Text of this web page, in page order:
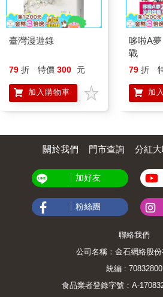
臺灣漫遊錄
79 折 特價 300 元
加入購物車
哆啦A
戰
79 折
加
關於我們 門市查詢 分紅
加好友
粉絲團
聯絡我們
公司名稱：金石網絡股份
統編 : 70832800
食品業者登錄字號：A-